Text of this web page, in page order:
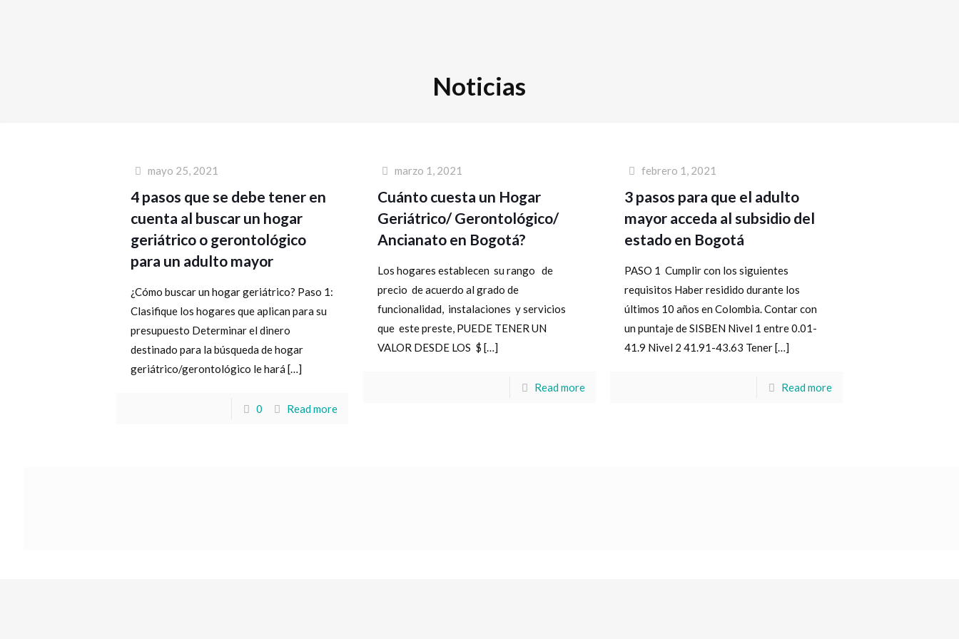
Noticias
mayo 25, 2021
4 pasos que se debe tener en
cuenta al buscar un hogar
geriátrico o gerontológico
para un adulto mayor
¿Cómo buscar un hogar geriátrico? Paso 1:
Clasifique los hogares que aplican para su
presupuesto Determinar el dinero
destinado para la búsqueda de hogar
geriátrico/gerontológico le hará […]
0 Read more
marzo 1, 2021
Cuánto cuesta un Hogar
Geriátrico/ Gerontológico/
Ancianato en Bogotá?
Los hogares establecen su rango de
precio de acuerdo al grado de
funcionalidad, instalaciones y servicios
que este preste, PUEDE TENER UN
VALOR DESDE LOS $ […]
Read more
febrero 1, 2021
3 pasos para que el adulto
mayor acceda al subsidio del
estado en Bogotá
PASO 1 Cumplir con los siguientes
requisitos Haber residido durante los
últimos 10 años en Colombia. Contar con
un puntaje de SISBEN Nivel 1 entre 0.01-
41.9 Nivel 2 41.91-43.63 Tener[…]
Read more